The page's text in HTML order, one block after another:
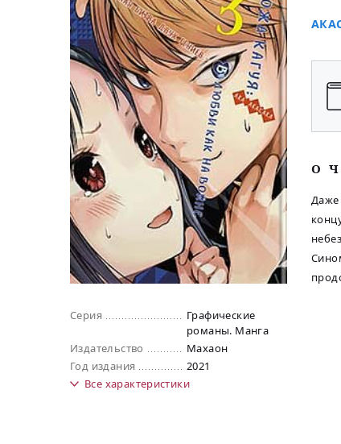
Серия
Графические
романы. Манга
Издательство
Махаон
Год издания
2021
Все характеристики
O
Даже